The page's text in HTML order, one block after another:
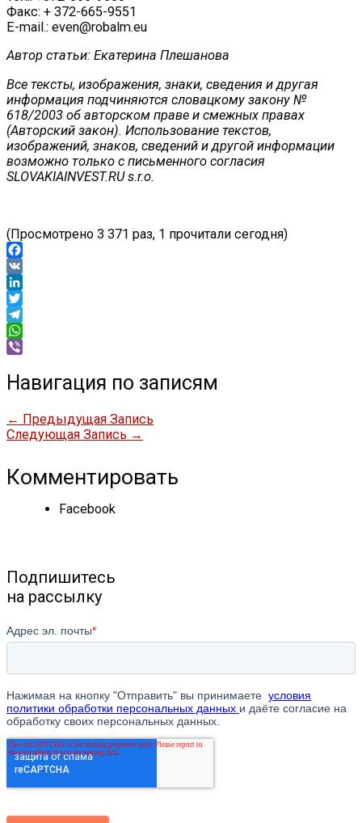
Факс: + 372-665-9551
E-mail.: even@robalm.eu
Автор статьи: Екатерина Плешанова
Все тексты, изображения, знаки, сведения и другая
информация подчиняются словацкому закону №
618/2003 об авторском праве и смежных правах
(Авторский закон). Использование текстов,
изображений, знаков, сведений и другой информации
возможно только с письменного согласия
SLOVAKIAINVEST.RU s.r.o.
(Просмотрено 3 371 раз, 1 прочитали сегодня)
Facebook
VK
LinkedIn
Twitter
Telegram
WhatsApp
Навигация по записям
← Предыдущая Запись
Следующая Запись →
Комментировать
Facebook
Подпишитесь
на рассылку